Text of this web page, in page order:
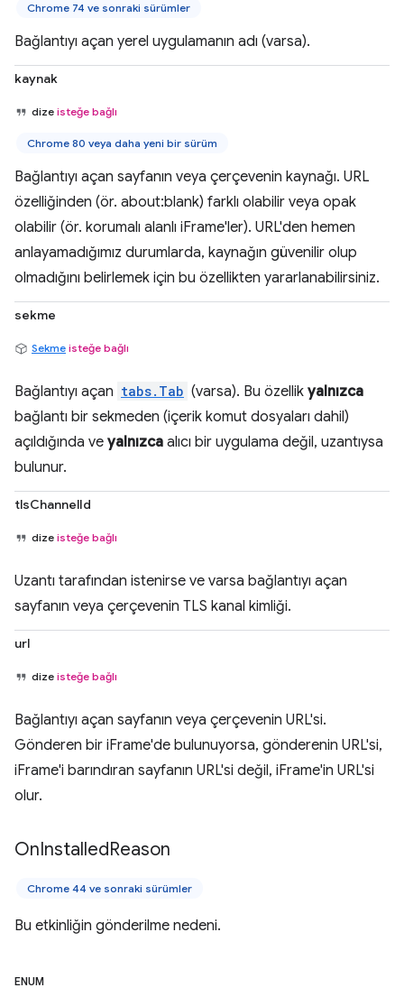
Chrome 74 ve sonraki sürümler
Bağlantıyı açan yerel uygulamanın adı (varsa).
kaynak
dize isteğe bağlı
Chrome 80 veya daha yeni bir sürüm
Bağlantıyı açan sayfanın veya çerçevenin kaynağı. URL
özelliğinden (ör. about:blank) farklı olabilir veya opak
olabilir (ör. korumalı alanlı iFrame'ler). URL'den hemen
anlayamadığımız durumlarda, kaynağın güvenilir olup
olmadığını belirlemek için bu özellikten yararlanabilirsiniz.
sekme
Sekme isteğe bağlı
Bağlantıyı açan tabs.Tab (varsa). Bu özellik yalnızca
bağlantı bir sekmeden (içerik komut dosyaları dahil)
açıldığında ve yalnızca alıcı bir uygulama değil, uzantıysa
bulunur.
tlsChannelId
dize isteğe bağlı
Uzantı tarafından istenirse ve varsa bağlantıyı açan
sayfanın veya çerçevenin TLS kanal kimliği.
url
dize isteğe bağlı
Bağlantıyı açan sayfanın veya çerçevenin URL'si.
Gönderen bir iFrame'de bulunuyorsa, gönderenin URL'si,
iFrame'i barındıran sayfanın URL'si değil, iFrame'in URL'si
olur.
OnInstalledReason
Chrome 44 ve sonraki sürümler
Bu etkinliğin gönderilme nedeni.
ENUM